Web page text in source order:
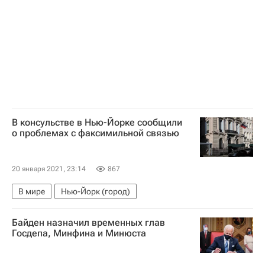
В консульстве в Нью-Йорке сообщили
о проблемах с факсимильной связью
20 января 2021, 23:14 867
В мире Нью-Йорк (город)
Байден назначил временных глав
Госдепа, Минфина и Минюста